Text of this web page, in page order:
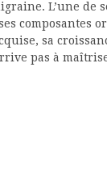
L’une de
composantes
sa
pas à